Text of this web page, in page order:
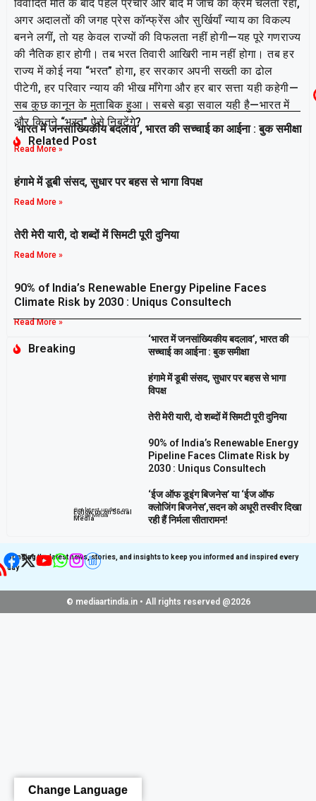
विवादित मौत के बाद पहले प्रचार और बाद में जांच का क्रम चलता रहा,
अगर अदालतों की जगह प्रेस कॉन्फ्रेंस और सुर्खियाँ न्याय का विकल्प
बनने लगीं, तो यह केवल राज्यों की विफलता नहीं होगी—यह पूरे गणराज्य
की नैतिक हार होगी। तब भरत तिवारी आखिरी नाम नहीं होगा। तब हर
राज्य में कोई नया “भरत” होगा, हर सरकार अपनी सख्ती का ढोल
पीटेगी, हर परिवार न्याय की भीख माँगेगा और हर बार सत्ता यही कहेगी—
सब कुछ कानून के मुताबिक हुआ। सबसे बड़ा सवाल यही है—भारत में
और कितने “भरत” ऐसे निबटेंगे?
Related Post
‘भारत में जनसांख्यिकीय बदलाव’, भारत की सच्चाई का आईना : बुक समीक्षा
Read More »
हंगामे में डूबी संसद, सुधार पर बहस से भागा विपक्ष
Read More »
तेरी मेरी यारी, दो शब्दों में सिमटी पूरी दुनिया
Read More »
90% of India’s Renewable Energy Pipeline Faces
Climate Risk by 2030 : Uniqus Consultech
Read More »
Breaking
‘भारत में जनसांख्यिकीय बदलाव’, भारत की
सच्चाई का आईना : बुक समीक्षा
हंगामे में डूबी संसद, सुधार पर बहस से भागा
विपक्ष
तेरी मेरी यारी, दो शब्दों में सिमटी पूरी दुनिया
90% of India’s Renewable Energy
Pipeline Faces Climate Risk by
2030 : Uniqus Consultech
‘ईज ऑफ डूइंग बिजनेस’ या ‘ईज ऑफ
क्लोजिंग बिजनेस’,सदन को अधूरी तस्वीर दिखा
रही हैं निर्मला सीतारामन!
Bringing the latest news, stories, and insights to keep you informed and inspired every
day
Follow us on Social
Media
Get latest update on
Social Media
© mediaartindia.in • All rights reserved @2026
Change Language